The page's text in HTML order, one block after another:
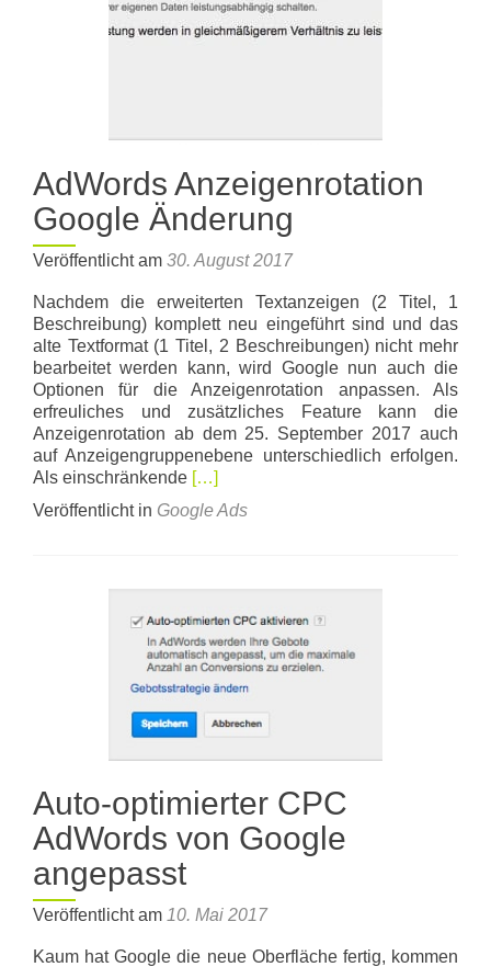
AdWords Anzeigenrotation
Google Änderung
Veröffentlicht am 30. August 2017
Nachdem die erweiterten Textanzeigen (2 Titel, 1
Beschreibung) komplett neu eingeführt sind und das
alte Textformat (1 Titel, 2 Beschreibungen) nicht mehr
bearbeitet werden kann, wird Google nun auch die
Optionen für die Anzeigenrotation anpassen. Als
erfreuliches und zusätzliches Feature kann die
Anzeigenrotation ab dem 25. September 2017 auch
auf Anzeigengruppenebene unterschiedlich erfolgen.
Als einschränkende Read
about
Google
[…]
Veröffentlicht in Google Ads
Auto-optimierter CPC
AdWords von Google
angepasst
Veröffentlicht am 10. Mai 2017
Kaum hat Google die neue Oberfläche fertig, kommen